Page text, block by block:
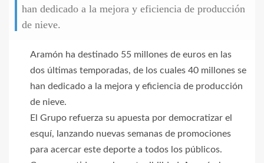
han dedicado a la mejora y eficiencia de producción
de nieve.
Aramón ha destinado 55 millones de euros en las
dos últimas temporadas, de los cuales 40 millones se
han dedicado a la mejora y eficiencia de producción
de nieve.
El Grupo refuerza su apuesta por democratizar el
esquí, lanzando nuevas semanas de promociones
para acercar este deporte a todos los públicos.